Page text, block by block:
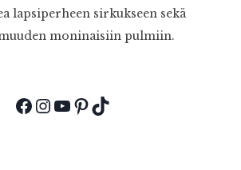
lapsiperheen sirkukseen sekä
moninaisiin pulmiin.
Facebook
Instagram
YouTube
Pinterest
TikTok